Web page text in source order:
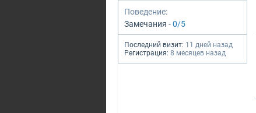
Поведение:
Замечания -0/5
Последний визит: 11 дней назад
Регистрация: 8 месяцев назад